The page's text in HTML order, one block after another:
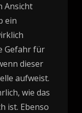
Ansicht
ein
Gefahr für
dieser
aufweist.
wie das
ist. Ebenso